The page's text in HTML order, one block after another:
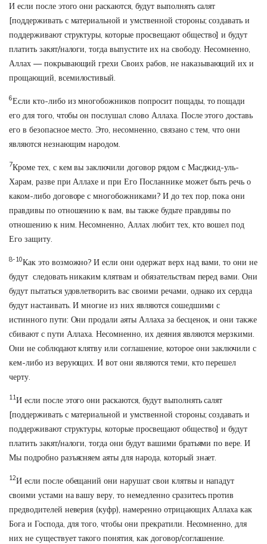
И если после этого они раскаются, будут выполнять салят
[поддерживать с материальной и умственной стороны; создавать и
поддерживают структуры, которые просвещают общество] и будут
платить закят/налоги, тогда выпустите их на свободу. Несомненно,
Аллах — покрывающий грехи Своих рабов, не наказывающий их и
прощающий, всемилостивый.
6Если кто-либо из многобожников попросит пощады, то пощади
его для того, чтобы он послушал слово Аллаха. После этого доставь
его в безопасное место. Это, несомненно, связано с тем, что они
являются незнающим народом.
7Кроме тех, с кем вы заключили договор рядом с Масджид-уль-
Харам, разве при Аллахе и при Его Посланнике может быть речь о
каком-либо договоре с многобожниками? И до тех пор, пока они
правдивы по отношению к вам, вы также будьте правдивы по
отношению к ним. Несомненно, Аллах любит тех, кто вошел под
Его защиту.
8-10Как это возможно? И если они одержат верх над вами, то они не
будут следовать никаким клятвам и обязательствам перед вами. Они
будут пытаться удовлетворить вас своими речами, однако их сердца
будут настаивать. И многие из них являются сошедшими с
истинного пути: Они продали аяты Аллаха за бесценок, и они также
сбивают с пути Аллаха. Несомненно, их деяния являются мерзкими.
Они не соблюдают клятву или соглашение, которое они заключили с
кем-либо из верующих. И вот они являются теми, кто перешел
черту.
11И если после этого они раскаются, будут выполнять салят
[поддерживать с материальной и умственной стороны; создавать и
поддерживают структуры, которые просвещают общество] и будут
платить закят/налоги, тогда они будут вашими братьями по вере. И
Мы подробно разъясняем аяты для народа, который знает.
12И если после обещаний они нарушат свои клятвы и нападут
своими устами на вашу веру, то немедленно сразитесь против
предводителей неверия (куфр), намеренно отрицающих Аллаха как
Бога и Господа, для того, чтобы они прекратили. Несомненно, для
них не существует такого понятия, как договор/соглашение.